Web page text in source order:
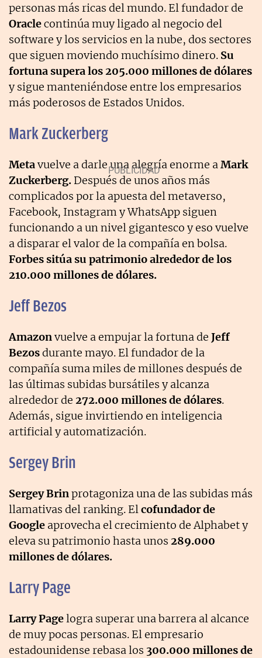
personas más ricas del mundo. El fundador de
Oraclecontinúa muy ligado al negocio del
software y los servicios en la nube, dos sectores
que siguen moviendo muchísimo dinero. Su
fortuna supera los 205.000 millones de dólares
y sigue manteniéndose entre los empresarios
más poderosos de Estados Unidos.
Mark Zuckerberg
Metavuelve a darle una alegría enorme aMark
Zuckerberg. Después de unos años más
complicados por la apuesta del metaverso,
Facebook, Instagram y WhatsApp siguen
funcionando a un nivel gigantesco y eso vuelve
a disparar el valor de la compañía en bolsa.
Forbes sitúa su patrimonio alrededor de los
210.000 millones de dólares.
Jeff Bezos
Amazonvuelve a empujar la fortuna de Jeff
Bezosdurante mayo. El fundador de la
compañía suma miles de millones después de
las últimas subidas bursátiles y alcanza
alrededor de 272.000 millones de dólares.
Además, sigue invirtiendo en inteligencia
artificial y automatización.
Sergey Brin
Sergey Brinprotagoniza una de las subidas más
llamativas del ranking. Elcofundador de
Google aprovecha el crecimiento de Alphabet y
eleva su patrimonio hasta unos 289.000
millones de dólares.
Larry Page
Larry Pagelogra superar una barrera al alcance
de muy pocas personas. El empresario
estadounidense rebasa los 300.000 millones de